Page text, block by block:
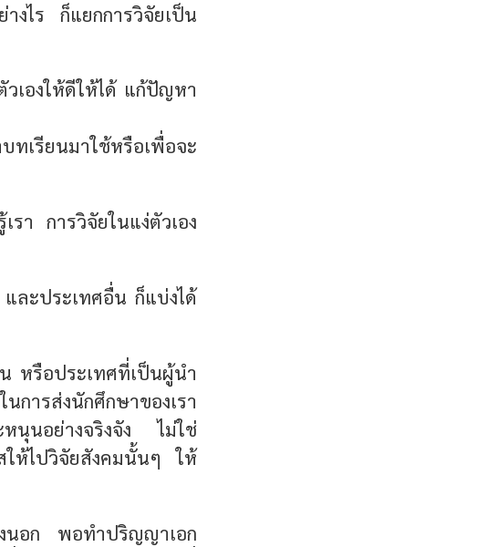
งไร ก็แยกการวิจัยเป็น
วเองให้ดีให้ได้ แก้ปัญหา
เรียนมาใช้หรือเพื่อจะ
รา การวิจัยในแง่ตัวเอง
ละประเทศอื่น ก็แบ่งได้
หรือประเทศที่เป็นผู้นำ
การส่งนักศึกษาของเรา
หนุนอย่างจริงจัง ไม่ใช่
ให้ไปวิจัยสังคมนั้นๆ ให้
งนอก พอทำปริญญาเอก